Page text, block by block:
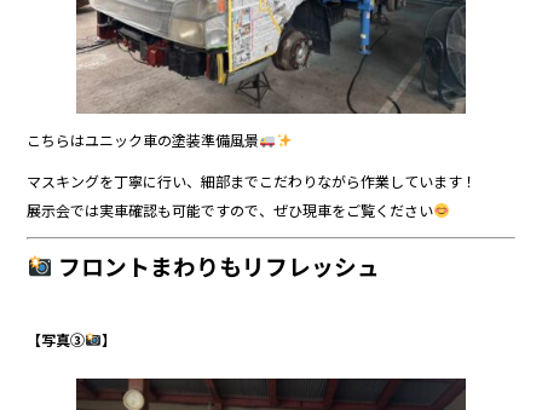
こちらはユニック車の塗装準備風景
マスキングを丁寧に行い、細部までこだわりながら作業しています！
展示会では実車確認も可能ですので、ぜひ現車をご覧ください
フロントまわりもリフレッシュ
【写真③ 】